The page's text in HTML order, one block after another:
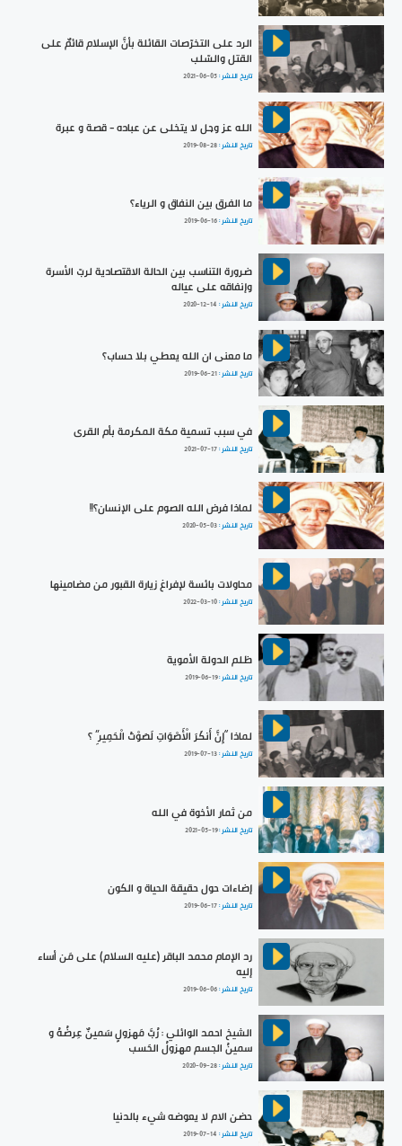
الرد على التخرّصات القائلة بأنَّ الإسلام قائمٌ على
القتل والسّلب
تاريخ النشر :2021-06-05
الله عز وجل لا يتخلى عن عباده - قصة و عبرة
تاريخ النشر :2019-08-28
ما الفرق بين النفاق و الرياء؟
تاريخ النشر :2019-06-16
ضرورة التناسب بين الحالة الاقتصادية لربّ الأسرة
وإنفاقه على عياله
تاريخ النشر : 2020-12-14
ما معنى ان الله يعطي بلا حساب؟
تاريخ النشر :2019-06-21
في سبب تسمية مكة المكرمة بأم القرى
تاريخ النشر :2021-07-17
لماذا فرض الله الصوم على الإنسان؟!!
تاريخ النشر :2020-05-03
محاولات بائسة لإفراغ زيارة القبور من مضامينها
تاريخ النشر :2022-03-10
ظلم الدولة الأموية
تاريخ النشر :2019-06-19
لماذا “إِنَّ أَنكَرَ الْأَصْوَاتِ لَصَوْتُ الْحَمِيرِ” ؟
تاريخ النشر :2019-07-13
من ثمار الأخوة في الله
تاريخ النشر :2021-05-19
إضاءات حول حقيقة الحياة و الكون
تاريخ النشر :2019-06-17
رد الإمام محمد الباقر (عليه السلام) على مَن أساء
إليه
تاريخ النشر :2019-06-06
الشيخ احمد الوائلي : رُبَّ مَهزولٍ سَمينٌ عِرضُهُ و
سمينُ الجسم مهزولُ الحَسب
تاريخ النشر :2020-09-28
حضن الام لا يعوضه شيء بالدنيا
تاريخ النشر : 2019-07-14